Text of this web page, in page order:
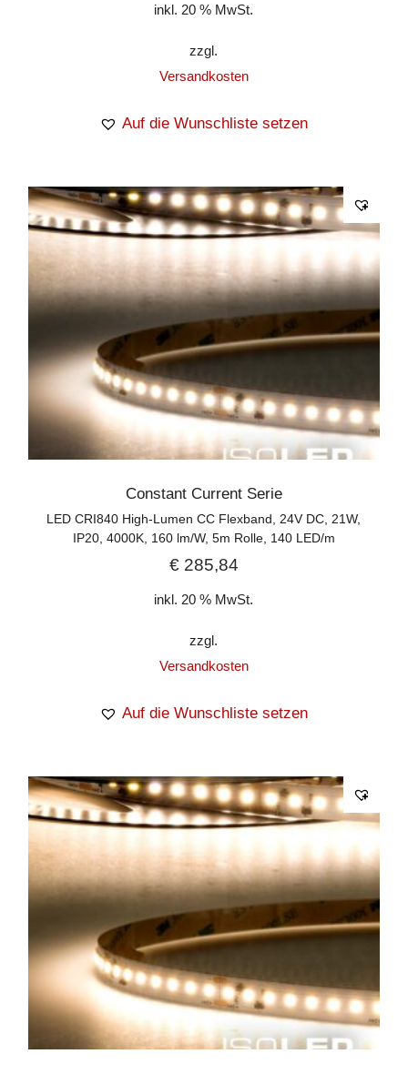
inkl. 20 % MwSt.
zzgl.
Versandkosten
Auf die Wunschliste setzen
Constant Current Serie
LED CRI840 High-Lumen CC Flexband, 24V DC, 21W,
IP20, 4000K, 160 lm/W, 5m Rolle, 140 LED/m
€285,84
inkl. 20 % MwSt.
zzgl.
Versandkosten
Auf die Wunschliste setzen